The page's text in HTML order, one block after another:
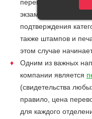
перевод документов
экзаменационной
подтверждения
также штампов и
этом случае
Одним из важных
компании является
(свидетельства
правило, цена
для каждого